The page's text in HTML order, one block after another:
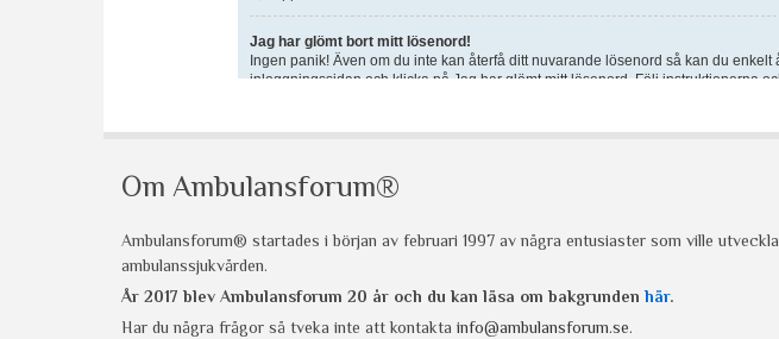
Om Ambulansforum®
Ambulansforum® startades i början av februari 1997 av några entusiaster som ville utveckla
ambulanssjukvården.
År 2017 blev Ambulansforum 20 år och du kan läsa om bakgrunden här.
Har du några frågor så tveka inte att kontakta info@ambulansforum.se.